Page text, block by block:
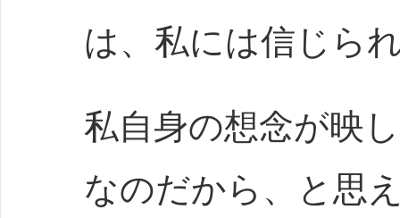
は、私には信じら
私自身の想念が映
なのだから、と思